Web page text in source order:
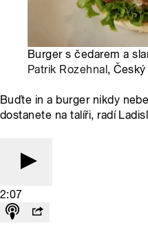
Burger s čedarem a
Patrik Rozehnal ,
Buďte in a burger nikdy
dostanete na talíři, radí
2:07